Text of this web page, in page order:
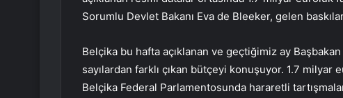
Sorumlu Devlet Bakanı Eva de Bleeker, gelen
Belçika bu hafta açıklanan ve geçtiğimiz ay
sayılardan farklı çıkan bütçeyi konuşuyor. 1.7 milyar
Belçika Federal Parlamentosunda hararetli